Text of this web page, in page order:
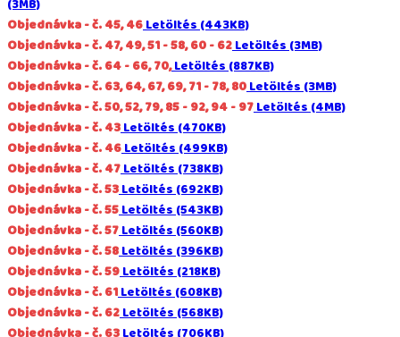
(3MB)
Objednávka - č. 45, 46Letöltés (443KB)
Objednávka - č. 47, 49, 51 - 58, 60 - 62Letöltés (3MB)
Objednávka - č. 64 - 66, 70,Letöltés (887KB)
Objednávka - č. 63, 64, 67, 69, 71 - 78, 80Letöltés (3MB)
Objednávka - č. 50, 52, 79, 85 - 92, 94 - 97Letöltés (4MB)
Objednávka - č. 43Letöltés (470KB)
Objednávka - č. 46Letöltés (499KB)
Objednávka - č. 47Letöltés (738KB)
Objednávka - č. 53Letöltés (692KB)
Objednávka - č. 55Letöltés (543KB)
Objednávka - č. 57Letöltés (560KB)
Objednávka - č. 58Letöltés (396KB)
Objednávka - č. 59Letöltés (218KB)
Objednávka - č. 61Letöltés (608KB)
Objednávka - č. 62Letöltés (568KB)